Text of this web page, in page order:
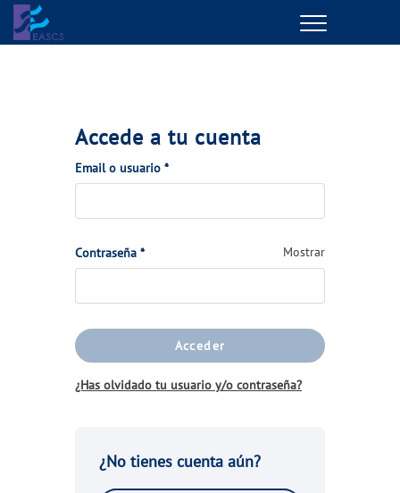
Menu
TU SERVICIO
VER TODAS LAS GESTIONES
TU AGUA
CONÓCENOS
NUESTROS COMPROMISOS
Accede a tu cuenta
Email o usuario *(Obligatorio)
Contraseña *(Obligatorio) Mostrar
Acceder
¿Has olvidado tu usuario y/o contraseña?
¿No tienes cuenta aún?